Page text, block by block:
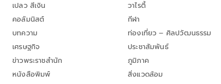
เปลว สีเงิน
คอลัมนิสต์
บทความ
เศรษฐกิจ
ข่าวพระราชสำนัก
หนังสือพิมพ์
วาไรตี้
กีฬา
ท่องเที่ยว – ศิลปวัฒนธรรม
ประชาสัมพันธ์
ภูมิภาค
สิ่งแวดล้อม